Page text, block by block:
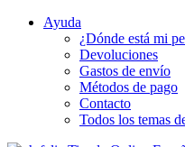
Ayuda
¿Dónde está mi
Devoluciones
Gastos de envío
Métodos de pago
Contacto
Todos los temas